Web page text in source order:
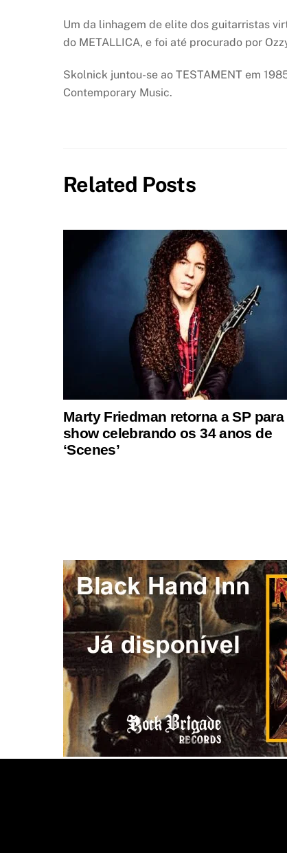
Um da linhagem de elite dos guitarristas
do METALLICA, e foi até procurado por
Skolnick juntou-se ao TESTAMENT em
Contemporary Music.
Related Posts
Marty Friedman retorna a SP para
show celebrando os 34 anos de
‘Scenes’